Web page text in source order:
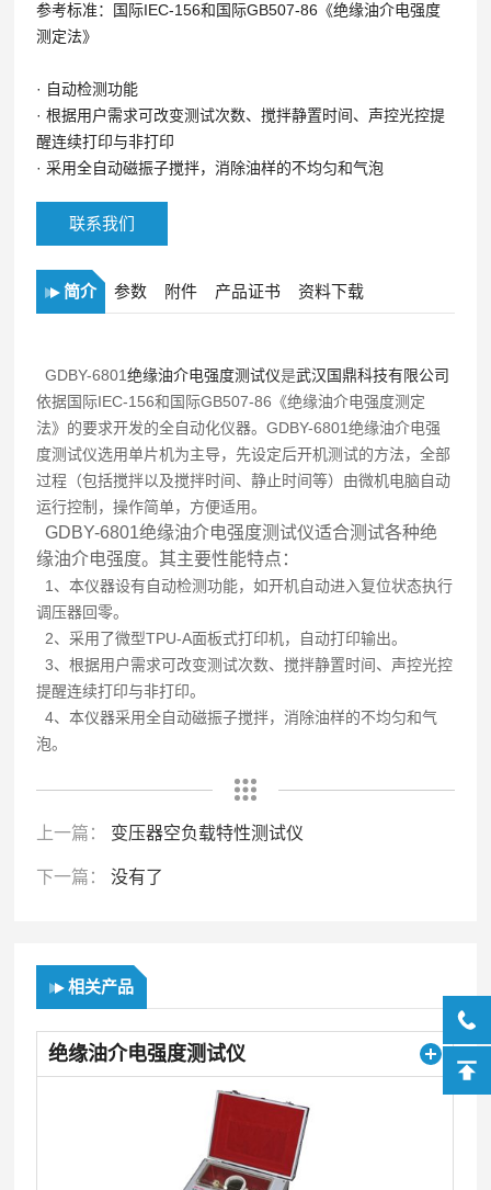
参考标准：国际IEC-156和国际GB507-86《绝缘油介电强度
测定法》
· 自动检测功能
· 根据用户需求可改变测试次数、搅拌静置时间、声控光控提
醒连续打印与非打印
· 采用全自动磁振子搅拌，消除油样的不均匀和气泡
联系我们
简介 参数 附件 产品证书 资料下载
GDBY-6801绝缘油介电强度测试仪是武汉国鼎科技有限公司
依据国际IEC-156和国际GB507-86《绝缘油介电强度测定
法》的要求开发的全自动化仪器。GDBY-6801绝缘油介电强
度测试仪选用单片机为主导，先设定后开机测试的方法，全部
过程（包括搅拌以及搅拌时间、静止时间等）由微机电脑自动
运行控制，操作简单，方便适用。
GDBY-6801绝缘油介电强度测试仪适合测试各种绝
缘油介电强度。其主要性能特点：
1、本仪器设有自动检测功能，如开机自动进入复位状态执行
调压器回零。
2、采用了微型TPU-A面板式打印机，自动打印输出。
3、根据用户需求可改变测试次数、搅拌静置时间、声控光控
提醒连续打印与非打印。
4、本仪器采用全自动磁振子搅拌，消除油样的不均匀和气
泡。
上一篇： 变压器空负载特性测试仪
下一篇：没有了
相关产品
绝缘油介电强度测试仪